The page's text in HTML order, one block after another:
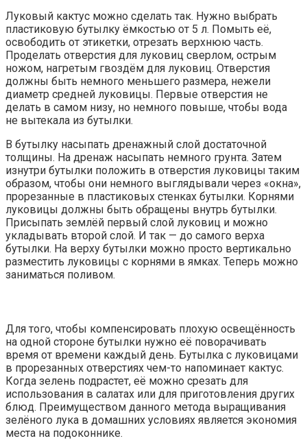
Луковый кактус можно сделать так. Нужно выбрать
пластиковую бутылку ёмкостью от 5 л. Помыть её,
освободить от этикетки, отрезать верхнюю часть.
Проделать отверстия для луковиц сверлом, острым
ножом, нагретым гвоздём для луковиц. Отверстия
должны быть немного меньшего размера, нежели
диаметр средней луковицы. Первые отверстия не
делать в самом низу, но немного повыше, чтобы вода
не вытекала из бутылки.
В бутылку насыпать дренажный слой достаточной
толщины. На дренаж насыпать немного грунта. Затем
изнутри бутылки положить в отверстия луковицы таким
образом, чтобы они немного выглядывали через «окна»,
прорезанные в пластиковых стенках бутылки. Корнями
луковицы должны быть обращены внутрь бутылки.
Присыпать землёй первый слой луковиц и можно
укладывать второй слой. И так — до самого верха
бутылки. На верху бутылки можно просто вертикально
разместить луковицы с корнями в ямках. Теперь можно
заниматься поливом.
Для того, чтобы компенсировать плохую освещённость
на одной стороне бутылки нужно её поворачивать
время от времени каждый день. Бутылка с луковицами
в прорезанных отверстиях чем-то напоминает кактус.
Когда зелень подрастет, её можно срезать для
использования в салатах или для приготовления других
блюд. Преимуществом данного метода выращивания
зелёного лука в домашних условиях является экономия
места на подоконнике.